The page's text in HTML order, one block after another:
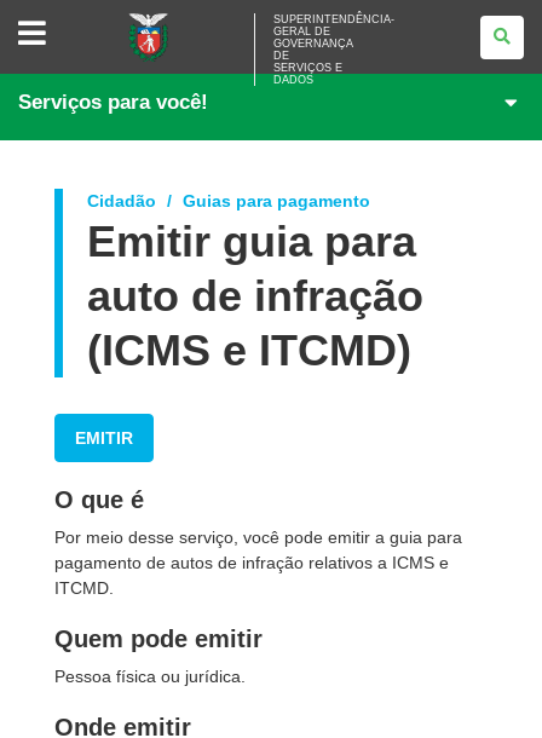
SUPERINTENDÊNCIA-
<BR>GOVERNANÇA
SERVIÇOS
DADOS
SUPERINTENDÊNCIA-
GERAL DE
GOVERNANÇA
DE
SERVIÇOS E
DADOS
Serviços para você!
Cidadão Guias para pagamento
Emitir guia para
auto de infração
(ICMS e ITCMD)
EMITIR
O que é
Por meio desse serviço, você pode emitir a guia para
pagamento de autos de infração relativos a ICMS e
ITCMD.
Quem pode emitir
Pessoa física ou jurídica.
Onde emitir